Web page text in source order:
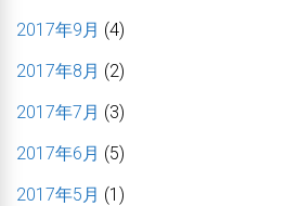
2017年9月 (4)
2017年8月 (2)
2017年7月 (3)
2017年6月 (5)
2017年5月 (1)